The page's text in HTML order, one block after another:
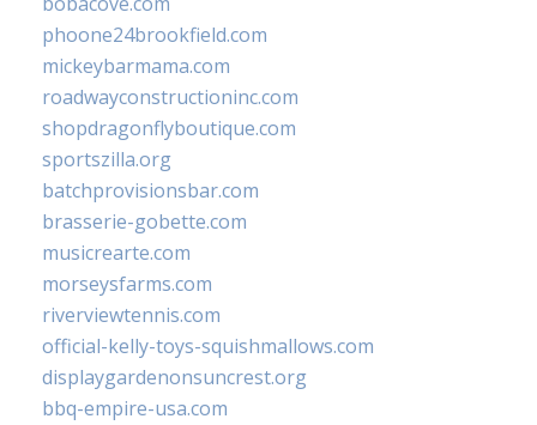
phoone24brookfield.com
mickeybarmama.com
roadwayconstructioninc.com
shopdragonflyboutique.com
sportszilla.org
batchprovisionsbar.com
brasserie-gobette.com
musicrearte.com
morseysfarms.com
riverviewtennis.com
official-kelly-toys-squishmallows.com
displaygardenonsuncrest.org
bbq-empire-usa.com